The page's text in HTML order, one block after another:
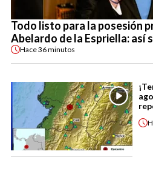
Todo listo para la posesión
Abelardo de la Espriella: así
Hace36 minutos